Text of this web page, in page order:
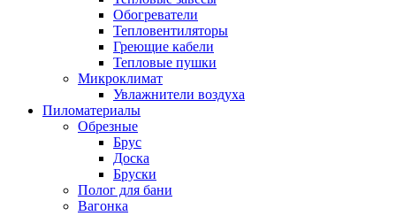
Обогреватели
Тепловентиляторы
Греющие кабели
Тепловые пушки
Микроклимат
Увлажнители воздуха
Пиломатериалы
Обрезные
Брус
Доска
Бруски
Полог для бани
Вагонка